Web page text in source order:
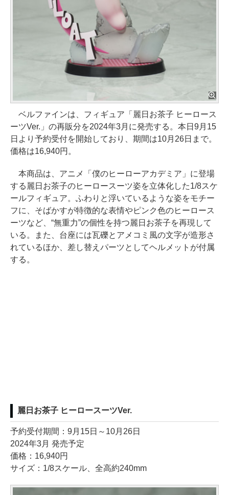
ベルファインは、フィギュア「麗日お茶子 ヒーロース
ーツVer.」の再販分を2024年3月に発売する。本日9月15
日より予約受付を開始しており、期間は10月26日まで。
価格は16,940円。
本商品は、アニメ「僕のヒーローアカデミア」に登場
する麗日お茶子のヒーロースーツ姿を立体化した1/8スケ
ールフィギュア。ふわりと浮いているような姿をモチー
フに、そばかすが特徴的な表情やピンク色のヒーロース
ーツなど、“無重力”の個性を持つ麗日お茶子を再現して
いる。また、台座には瓦礫とアメコミ風の文字が造形さ
れているほか、差し替えパーツとしてヘルメットが付属
する。
麗日お茶子 ヒーロースーツVer.
予約受付期間：9月15日～10月26日
2024年3月 発売予定
価格：16,940円
サイズ：1/8スケール、全高約240mm